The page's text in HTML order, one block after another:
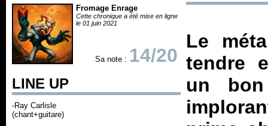
Fromage Enrage
Cette chronique a été mise en ligne
le 01 juin 2021
Sa note : 14/20
LINE UP
-Ray Carlisle
(chant+guitare)
Le
tendre
un